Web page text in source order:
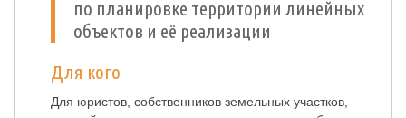
по планировке территории линейных
объектов и её реализации
Для кого
Для юристов, собственников земельных участков,